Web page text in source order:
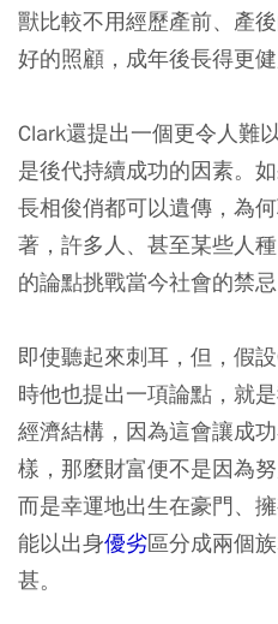
獸比較不用經歷產前、產
好的照顧，成年後長得更
Clark還提出一個更令人難
是後代持續成功的因素。
長相俊俏都可以遺傳，為
著，許多人、甚至某些人
的論點挑戰當今社會的禁忌
即使聽起來刺耳，但，假
時他也提出一項論點，就
經濟結構，因為這會讓成
樣，那麼財富便不是因為
而是幸運地出生在豪門、
能以出身優劣區分成兩個
甚。